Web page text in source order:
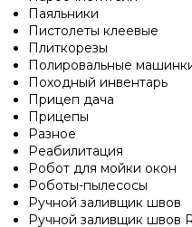
Паяльники
Пистолеты клеевые
Плиткорезы
Полировальные
Походный инвентарь
Прицеп дача
Прицепы
Разное
Реабилитация
Робот для мойки окон
Роботы-пылесосы
Ручной заливщик швов
Ручной заливщик швов